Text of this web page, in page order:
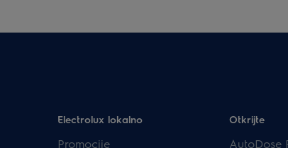
Electrolux lokalno
Promocije
Otkrijte
AutoDose